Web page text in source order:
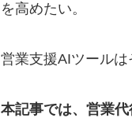
を高めたい。
営業支援AIツールは
本記事では、営業